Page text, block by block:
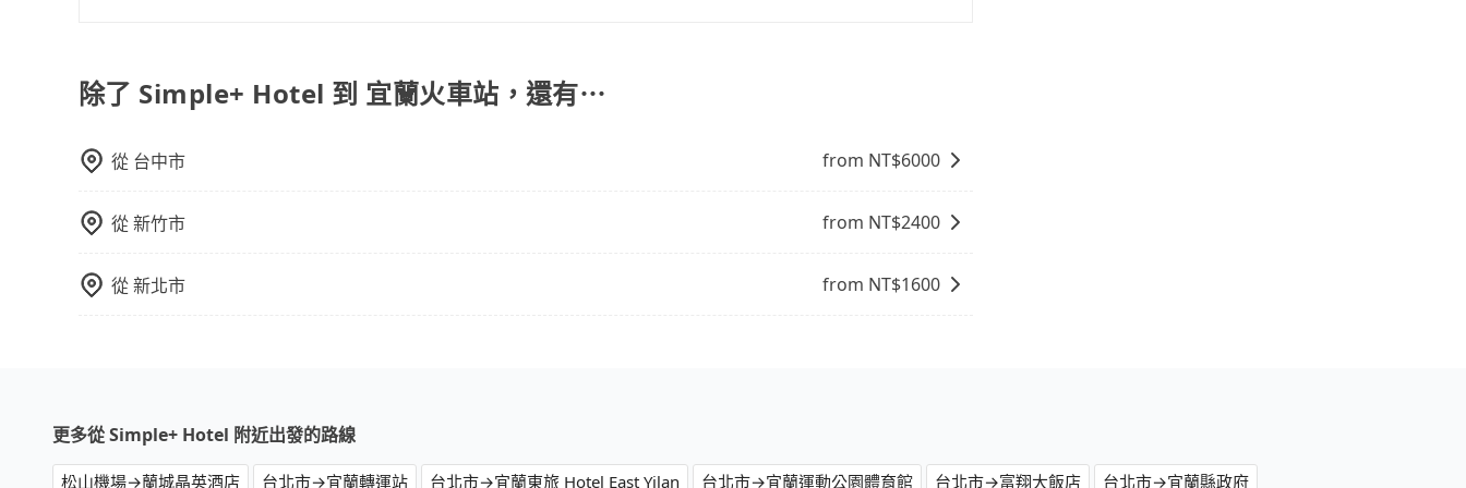
除了 Simple+ Hotel 到 宜蘭火車站，還有⋯
從 台中市 from NT$6000
從新竹市 from NT$2400
從新北市 from NT$1600
更多從 Simple+ Hotel 附近出發的路線
松山機場→蘭城晶英酒店 台北市→宜蘭轉運站 台北市→宜蘭東旅 Hotel East Yilan 台北市→宜蘭運動公園體育館 台北市→富翔大飯店 台北市→宜蘭縣政府